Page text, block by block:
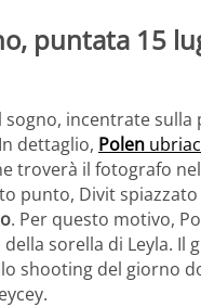
puntata 15
sogno, incentrate
dettaglio, Polen
troverà il fotografo
punto, Divit
. Per questo motivo,
sorella di Leyla. Il
shooting del giorno